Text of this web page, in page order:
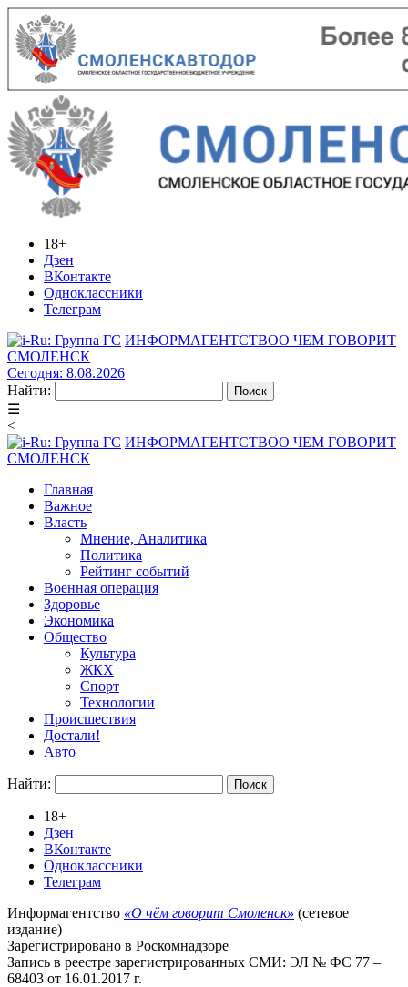
18+
Дзен
ВКонтакте
Одноклассники
Телеграм
ИНФОРМАГЕНТСТВОО ЧЕМ ГОВОРИТ
СМОЛЕНСК
Сегодня: 8.08.2026
Найти:
☰
<
ИНФОРМАГЕНТСТВОО ЧЕМ ГОВОРИТ
СМОЛЕНСК
Главная
Важное
Власть
Мнение, Аналитика
Политика
Рейтинг событий
Военная операция
Здоровье
Экономика
Общество
Культура
ЖКХ
Спорт
Технологии
Происшествия
Достали!
Авто
Найти:
18+
Дзен
ВКонтакте
Одноклассники
Телеграм
Информагентство «О чём говорит Смоленск» (сетевое
издание)
Зарегистрировано в Роскомнадзоре
Запись в реестре зарегистрированных СМИ: ЭЛ № ФС 77 –
68403 от 16.01.2017 г.